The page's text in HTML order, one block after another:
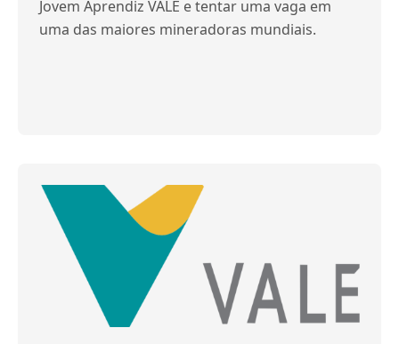
Jovem Aprendiz VALE e tentar uma vaga em
uma das maiores mineradoras mundiais.